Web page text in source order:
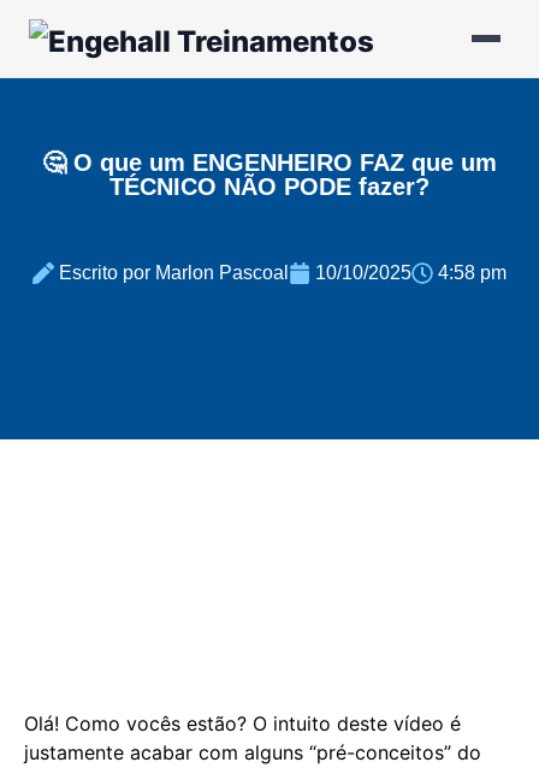
🤔 O que um ENGENHEIRO FAZ que um
TÉCNICO NÃO PODE fazer?
Escrito por Marlon Pascoal 10/10/2025 4:58 pm
Olá! Como vocês estão? O intuito deste vídeo é
justamente acabar com alguns “pré-conceitos” do